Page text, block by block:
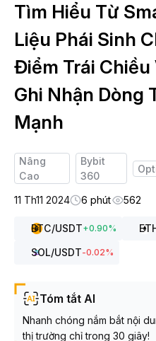
Tìm Hiểu Từ
Liệu Phái Sinh
Điểm Trái Chiều
Ghi Nhận Dòng
Mạnh
Nâng
Cao
Bybit
360
11 Th11 2024
6 phút 562
BTC/USDT+0.90%
SOL/USDT-0.02%
Tóm tắt AI
Nhanh chóng nắm bắt nội
thị trường chỉ trong 30 giây!